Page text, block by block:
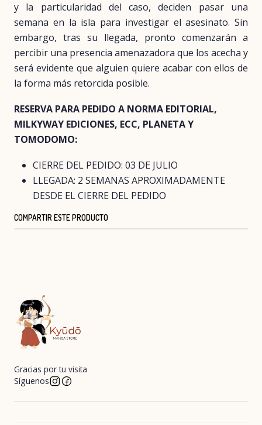
y la particularidad del caso, deciden pasar una
semana en la isla para investigar el asesinato. Sin
embargo, tras su llegada, pronto comenzarán a
percibir una presencia amenazadora que los acecha y
será evidente que alguien quiere acabar con ellos de
la forma más retorcida posible.
RESERVA PARA PEDIDO A NORMA EDITORIAL,
MILKYWAY EDICIONES, ECC, PLANETA Y
TOMODOMO:
CIERRE DEL PEDIDO: 03 DE JULIO
LLEGADA: 2 SEMANAS APROXIMADAMENTE
DESDE EL CIERRE DEL PEDIDO
COMPARTIR ESTE PRODUCTO
Gracias por tu visita
Síguenos